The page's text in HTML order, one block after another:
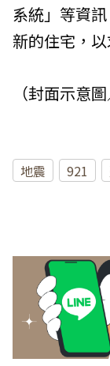
系統」等資
新的住宅，
（封面示意
地震 921